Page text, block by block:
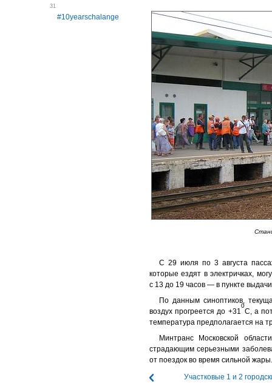
С 29 июля по 3 августа
которые ездят в электричках,
с 13 до 19 часов — в пункте
По данным синоптиков,
воздух прогреется до +31
0
С, а
температура предполагается на
Минтранс Московской
страдающим серьезными
от поездок во время сильной жары.
Участковые 1 и 2
31
#10yearschalange